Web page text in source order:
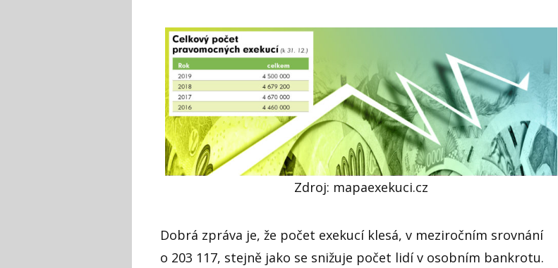
Zdroj: mapaexekuci.cz
Dobrá zpráva je, že počet exekucí klesá, v meziročním srovnání
o 203 117, stejně jako se snižuje počet lidí v osobním bankrotu.